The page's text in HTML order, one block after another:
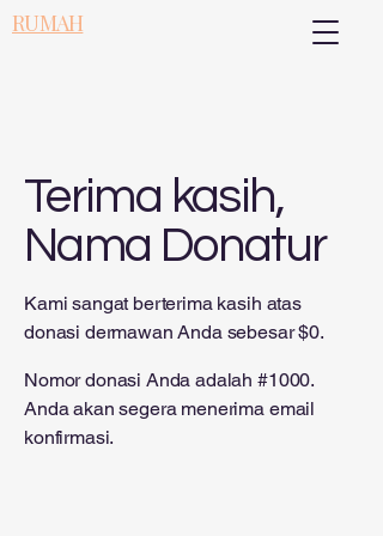
RUMAH
Terima kasih,
Nama Donatur
Kami sangat berterima kasih atas
donasi dermawan Anda sebesar $0.
Nomor donasi Anda adalah #1000.
Anda akan segera menerima email
konfirmasi.